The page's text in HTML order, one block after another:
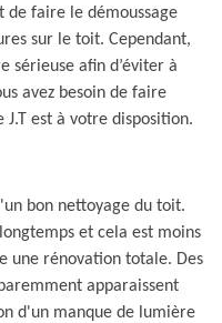
de faire le démoussage
sur le toit. Cependant,
sérieuse afin d’éviter à
avez besoin de faire
est à votre disposition.
bon nettoyage du toit.
et cela est moins
une rénovation totale. Des
apparaissent
d'un manque de lumière